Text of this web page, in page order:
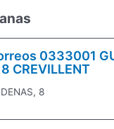
0333001
CREVILLENT
8